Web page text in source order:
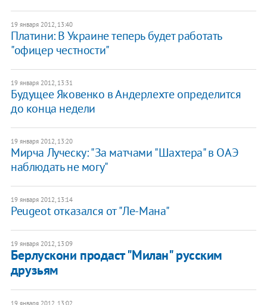
19 января 2012, 13:40
Платини: В Украине теперь будет работать
"офицер честности"
19 января 2012, 13:31
Будущее Яковенко в Андерлехте определится
до конца недели
19 января 2012, 13:20
Мирча Луческу: "За матчами "Шахтера" в ОАЭ
наблюдать не могу"
19 января 2012, 13:14
Peugeot отказался от "Ле-Мана"
19 января 2012, 13:09
Берлускони продаст "Милан" русским
друзьям